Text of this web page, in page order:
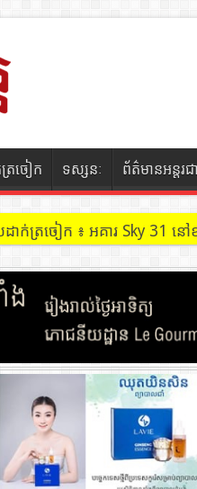
រចៀក ទស្សនៈ ព័ត៌មានអន្តរជ
ដាក់ត្រចៀក ៖ អគារ Sky 31